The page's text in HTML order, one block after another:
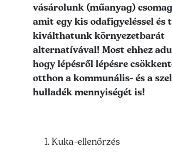
vásárolunk (műanyag)
amit egy kis odafigyeléssel és
kiválthatunk környezetbarát
alternatívával! Most ehhez
hogy lépésről lépésre
otthon a kommunális- és a
hulladék mennyiségét is!
Kuka-ellenőrzés